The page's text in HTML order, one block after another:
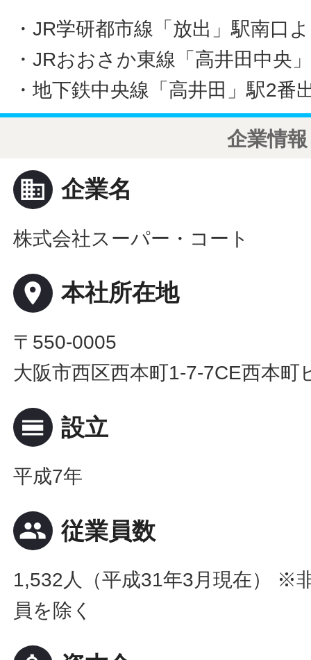
・JR学研都市線「放出」駅南口
・JRおおさか東線「高井田中央
・地下鉄中央線「高井田」駅2番
企業情報
business 企業名
株式会社スーパー・コート
place 本社所在地
〒550-0005
大阪市西区西本町1-7-7CE西本町
calendar_view_day 設立
平成7年
people 従業員数
1,532人（平成31年3月現在） ※
員を除く